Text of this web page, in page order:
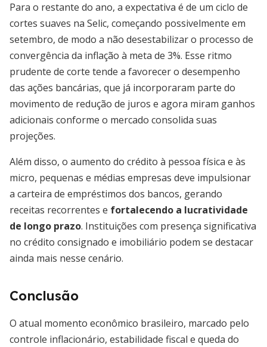
Para o restante do ano, a expectativa é de um ciclo de
cortes suaves na Selic, começando possivelmente em
setembro, de modo a não desestabilizar o processo de
convergência da inflação à meta de 3%. Esse ritmo
prudente de corte tende a favorecer o desempenho
das ações bancárias, que já incorporaram parte do
movimento de redução de juros e agora miram ganhos
adicionais conforme o mercado consolida suas
projeções.
Além disso, o aumento do crédito à pessoa física e às
micro, pequenas e médias empresas deve impulsionar
a carteira de empréstimos dos bancos, gerando
receitas recorrentes e fortalecendo a lucratividade
de longo prazo. Instituições com presença significativa
no crédito consignado e imobiliário podem se destacar
ainda mais nesse cenário.
Conclusão
O atual momento econômico brasileiro, marcado pelo
controle inflacionário, estabilidade fiscal e queda do